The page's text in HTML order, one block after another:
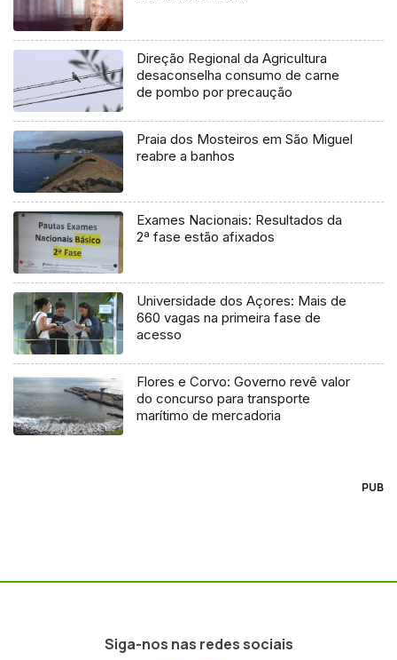
Direção Regional da Agricultura
desaconselha consumo de carne
de pombo por precaução
Praia dos Mosteiros em São Miguel
reabre a banhos
Exames Nacionais: Resultados da
2ª fase estão afixados
Universidade dos Açores: Mais de
660 vagas na primeira fase de
acesso
Flores e Corvo: Governo revê valor
do concurso para transporte
marítimo de mercadoria
PUB
Siga-nos nas redes sociais